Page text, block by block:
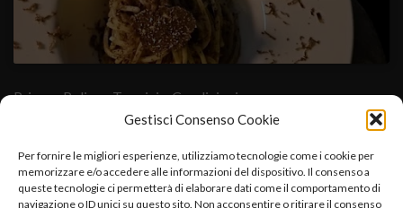
Gestisci Consenso Cookie
Per fornire le migliori esperienze, utilizziamo tecnologie come i cookie per
memorizzare e/o accedere alle informazioni del dispositivo. Il consenso a
queste tecnologie ci permetterà di elaborare dati come il comportamento di
navigazione o ID unici su questo sito. Non acconsentire o ritirare il consenso
Privacy Policy- Termini e Condizioni
Cuore Verde Natura srls , via I°Maggio,25-06054.Fratta Todina-
PG-Italy C.f.-P.iva:03392670547-CCIAA PG 03392670547-
REA:PG-286075 e.mail:info@cuoreverdenatura.com